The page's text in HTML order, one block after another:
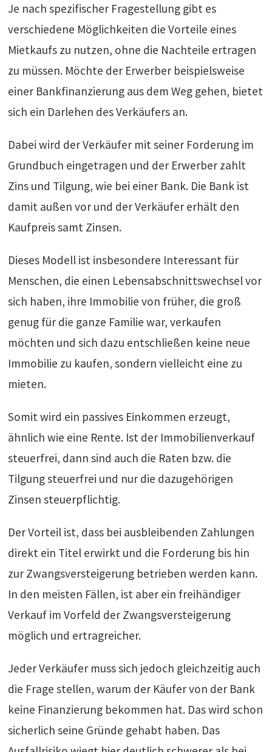
Je nach spezifischer Fragestellung gibt es
verschiedene Möglichkeiten die Vorteile eines
Mietkaufs zu nutzen, ohne die Nachteile ertragen
zu müssen. Möchte der Erwerber beispielsweise
einer Bankfinanzierung aus dem Weg gehen, bietet
sich ein Darlehen des Verkäufers an.
Dabei wird der Verkäufer mit seiner Forderung im
Grundbuch eingetragen und der Erwerber zahlt
Zins und Tilgung, wie bei einer Bank. Die Bank ist
damit außen vor und der Verkäufer erhält den
Kaufpreis samt Zinsen.
Dieses Modell ist insbesondere Interessant für
Menschen, die einen Lebensabschnittswechsel vor
sich haben, ihre Immobilie von früher, die groß
genug für die ganze Familie war, verkaufen
möchten und sich dazu entschließen keine neue
Immobilie zu kaufen, sondern vielleicht eine zu
mieten.
Somit wird ein passives Einkommen erzeugt,
ähnlich wie eine Rente. Ist der Immobilienverkauf
steuerfrei, dann sind auch die Raten bzw. die
Tilgung steuerfrei und nur die dazugehörigen
Zinsen steuerpflichtig.
Der Vorteil ist, dass bei ausbleibenden Zahlungen
direkt ein Titel erwirkt und die Forderung bis hin
zur Zwangsversteigerung betrieben werden kann.
In den meisten Fällen, ist aber ein freihändiger
Verkauf im Vorfeld der Zwangsversteigerung
möglich und ertragreicher.
Jeder Verkäufer muss sich jedoch gleichzeitig auch
die Frage stellen, warum der Käufer von der Bank
keine Finanzierung bekommen hat. Das wird schon
sicherlich seine Gründe gehabt haben. Das